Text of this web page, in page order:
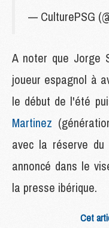
— CulturePSG
A noter que Jorge
joueur espagnol à
le début de l'été
Martinez
avec la réserve
annoncé dans le
la presse ibérique.
Cet